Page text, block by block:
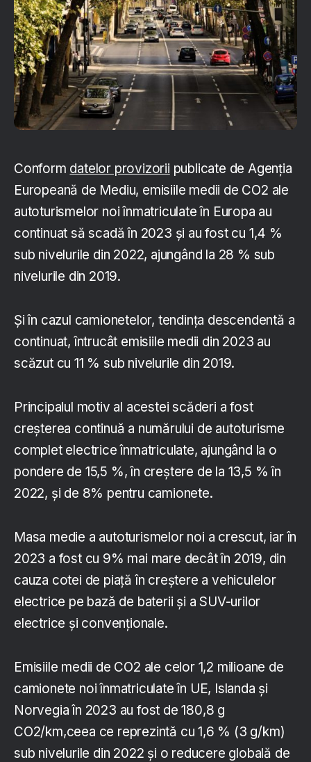
Conform datelor provizorii publicate de Agenția
Europeană de Mediu, emisiile medii de CO2 ale
autoturismelor noi înmatriculate în Europa au
continuat să scadă în 2023 și au fost cu 1,4 %
sub nivelurile din 2022, ajungând la 28 % sub
nivelurile din 2019.
Și în cazul camionetelor, tendința descendentă a
continuat, întrucât emisiile medii din 2023 au
scăzut cu 11 % sub nivelurile din 2019.
Principalul motiv al acestei scăderi a fost
creșterea continuă a numărului de autoturisme
complet electrice înmatriculate, ajungând la o
pondere de 15,5 %, în creștere de la 13,5 % în
2022, și de 8% pentru camionete.
Masa medie a autoturismelor noi a crescut, iar în
2023 a fost cu 9% mai mare decât în 2019, din
cauza cotei de piață în creștere a vehiculelor
electrice pe bază de baterii și a SUV-urilor
electrice și convenționale.
Emisiile medii de CO2 ale celor 1,2 milioane de
camionete noi înmatriculate în UE, Islanda și
Norvegia în 2023 au fost de 180,8 g
CO2/km,ceea ce reprezintă cu 1,6 % (3 g/km)
sub nivelurile din 2022 și o reducere globală de